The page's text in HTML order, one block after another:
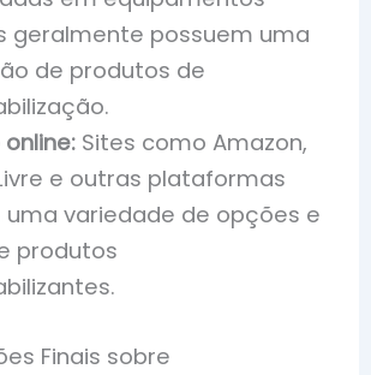
geralmente possuem uma
de produtos de
Sites como Amazon,
e outras plataformas
variedade de opções e
produtos
Finais sobre